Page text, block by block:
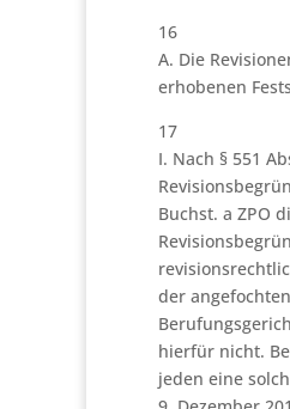
16
A. Die
erhobenen
17
I. Nach § 551
Buchst. a ZPO
der
hierfür nicht.
jeden eine